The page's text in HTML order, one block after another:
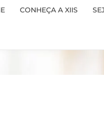
CONHEÇA A XIIS